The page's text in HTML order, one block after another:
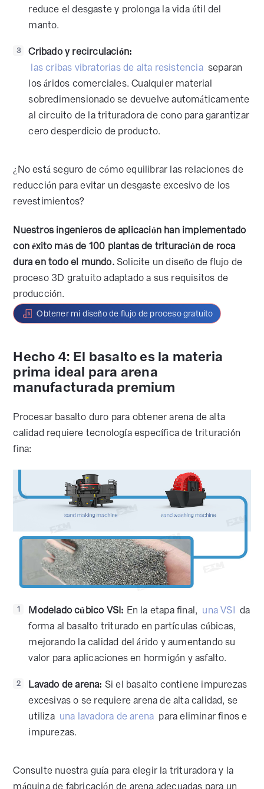
reduce el desgaste y prolonga la vida útil del
manto.
3
Cribado y recirculación:
las cribas vibratorias de alta resistencia separan
los áridos comerciales. Cualquier material
sobredimensionado se devuelve automáticamente
al circuito de la trituradora de cono para garantizar
cero desperdicio de producto.
¿No está seguro de cómo equilibrar las relaciones de
reducción para evitar un desgaste excesivo de los
revestimientos?
Nuestros ingenieros de aplicación han implementado
con éxito más de 100 plantas de trituración de roca
dura en todo el mundo.Solicite un diseño de flujo de
proceso 3D gratuito adaptado a sus requisitos de
producción.
Obtener mi diseño de flujo de proceso gratuito
Hecho 4: El basalto es la materia
prima ideal para arena
manufacturada premium
Procesar basalto duro para obtener arena de alta
calidad requiere tecnología específica de trituración
fina:
1 Modelado cúbico VSI: En la etapa final, una VSI da
forma al basalto triturado en partículas cúbicas,
mejorando la calidad del árido y aumentando su
valor para aplicaciones en hormigón y asfalto.
2 Lavado de arena: Si el basalto contiene impurezas
excesivas o se requiere arena de alta calidad, se
utiliza una lavadora de arena para eliminar finos e
impurezas.
Consulte nuestra guía para elegir la trituradora y la
máquina de fabricación de arena adecuadas para un